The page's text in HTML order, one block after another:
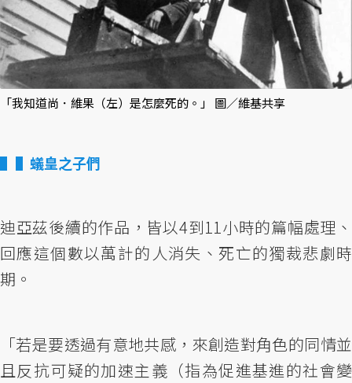
「我知道尚．維果（左）是怎麼死的。」 圖／維基共享
▌蟻皇之子們
迪亞茲後續的作品，皆以4到11小時的篇幅處理、
回應這個數以萬計的人消失、死亡的獨裁悲劇時
期。
「若是要透過有意地共感，來創造對角色的同情並
且反抗可疑的加速主義（指為促進基進的社會變